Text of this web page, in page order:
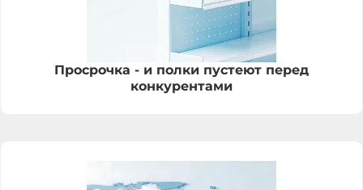
Просрочка - и полки пустеют перед
конкурентами